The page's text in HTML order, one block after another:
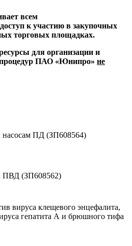
всем
к участию в закупочных
торговых площадках.
для организации и
ПАО «Юнипро» не
насосам ПД (ЗП608564)
ПВД (ЗП608562)
вируса клещевого энцефалита,
гепатита А и брюшного тифа